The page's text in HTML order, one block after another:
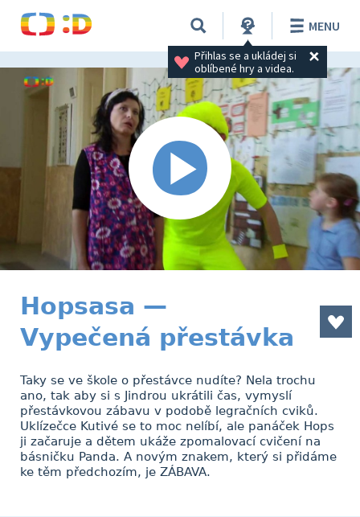
Přihlas se a ukládej si
oblíbené hry a videa.
MENU
Hopsasa —
Vypečená přestávka
Taky se ve škole o přestávce nudíte? Nela trochu
ano, tak aby si s Jindrou ukrátili čas, vymyslí
přestávkovou zábavu v podobě legračních cviků.
Uklízečce Kutivé se to moc nelíbí, ale panáček Hops
ji začaruje a dětem ukáže zpomalovací cvičení na
básničku Panda. A novým znakem, který si přidáme
ke těm předchozím, je ZÁBAVA.